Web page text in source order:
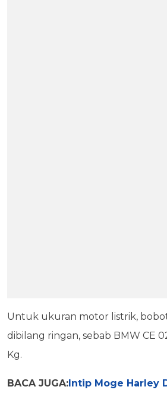
Untuk ukuran motor listrik,
dibilang ringan, sebab BMW CE
Kg.
BACA JUGA:Intip Moge Harley